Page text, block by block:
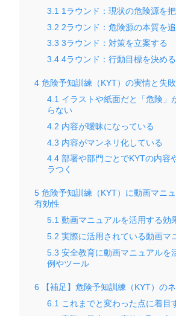
3.1 1ラウンド：現状の危険源を
3.2 2ラウンド：危険源の本質を
3.3 3ラウンド：対策を立案する
3.4 4ラウンド：行動目標を決める
4 危険予知訓練（KYT）の実情と失
4.1 イラストや紙面だと「危険」
らない
4.2 内容が曖昧になっている
4.3 内容がマンネリ化している
4.4 部署や部門ごとでKYTの内容
ラつく
5 危険予知訓練（KYT）に動画マニ
有効性
5.1 動画マニュアルを活用する効
5.2 実際に活用されている動画マ
5.3 安全教育に動画マニュアルを
例やツール
6 【補足】危険予知訓練（KYT）の
6.1 これまでと変わった点に着目